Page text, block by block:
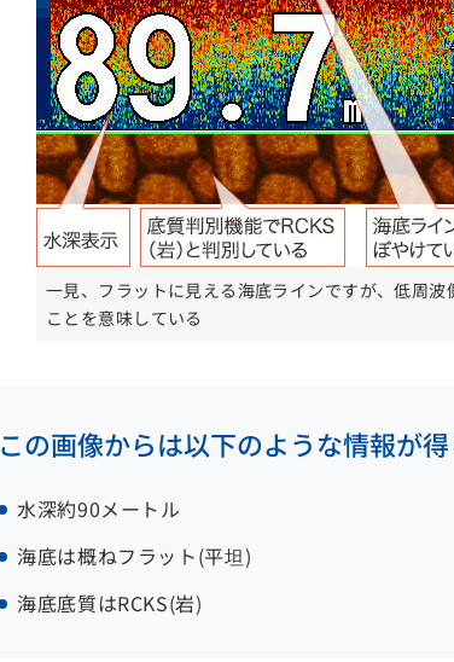
一見、フラットに見える海底ラインですが、低周
ことを意味している
この画像からは以下のような情報が
水深約90メートル
海底は概ねフラット(平坦)
海底底質はRCKS(岩)